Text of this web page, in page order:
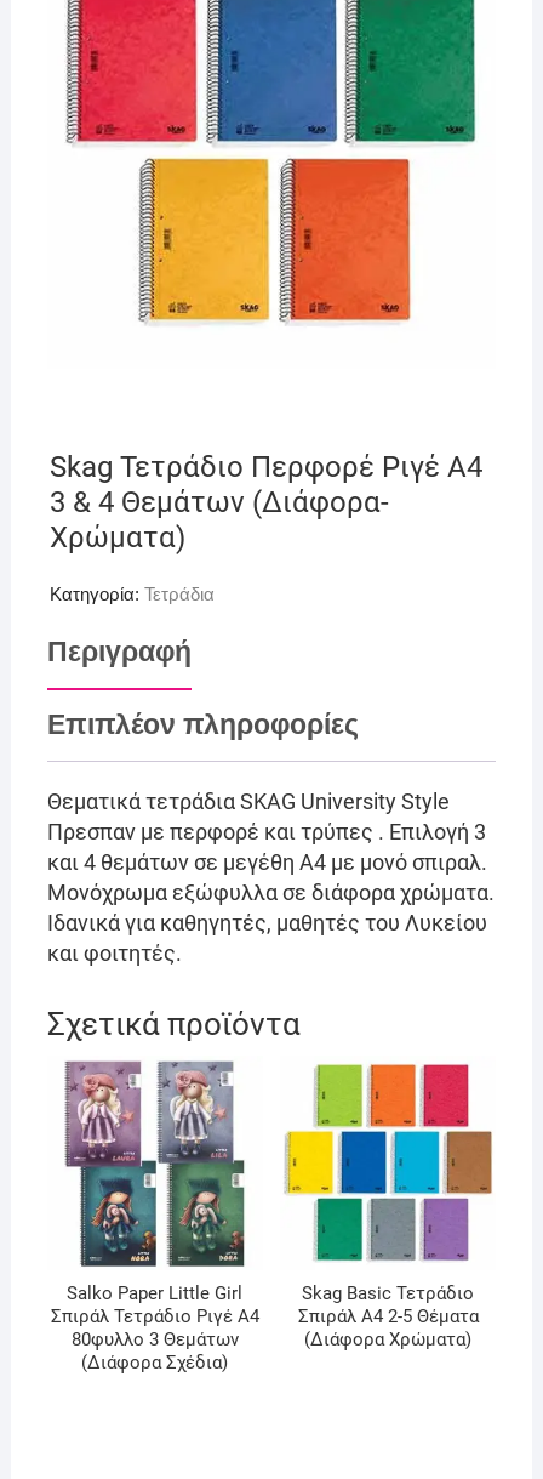
Skag Τετράδιο Περφορέ Ριγέ Α4
3 & 4 Θεμάτων (Διάφορα-
Χρώματα)
Κατηγορία: Τετράδια
Περιγραφή
Επιπλέον πληροφορίες
Θεματικά τετράδια SKAG University Style
Πρεσπαν με περφορέ και τρύπες . Επιλογή 3
και 4 θεμάτων σε μεγέθη Α4 με μονό σπιραλ.
Μονόχρωμα εξώφυλλα σε διάφορα χρώματα.
Ιδανικά για καθηγητές, μαθητές του Λυκείου
και φοιτητές.
Σχετικά προϊόντα
Salko Paper Little Girl
Σπιράλ Τετράδιο Ριγέ A4
80φυλλο 3 Θεμάτων
(Διάφορα Σχέδια)
Skag Basic Τετράδιο
Σπιράλ Α4 2-5 Θέματα
(Διάφορα Χρώματα)